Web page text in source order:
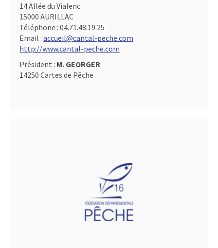
14 Allée du Vialenc
15000 AURILLAC
Téléphone : 04.71.48.19.25
Email : accueil@cantal-peche.com
http://www.cantal-peche.com
Président : M. GEORGER
14250 Cartes de Pêche